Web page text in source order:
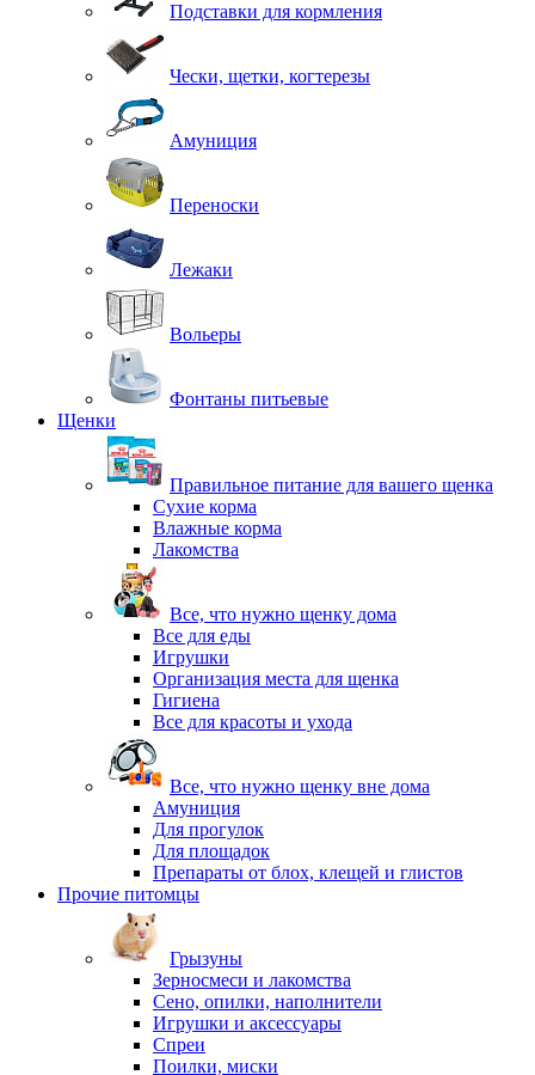
Подставки для кормления
Чески, щетки, когтерезы
Амуниция
Переноски
Лежаки
Вольеры
Фонтаны питьевые
Щенки
Правильное питание для вашего щенка
Сухие корма
Влажные корма
Лакомства
Все, что нужно щенку дома
Все для еды
Игрушки
Организация места для щенка
Гигиена
Все для красоты и ухода
Все, что нужно щенку вне дома
Амуниция
Для прогулок
Для площадок
Препараты от блох, клещей и глистов
Прочие питомцы
Грызуны
Зерносмеси и лакомства
Сено, опилки, наполнители
Игрушки и аксессуары
Спреи
Поилки, миски